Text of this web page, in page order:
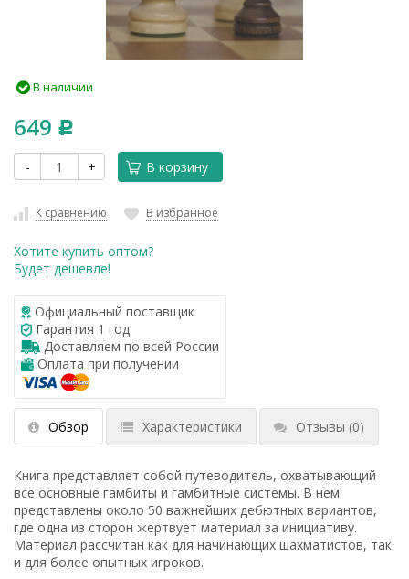
В наличии
649 Р
- + В корзину
К сравнению В избранное
Хотите купить оптом?
Будет дешевле!
Официальный поставщик
Гарантия 1 год
Доставляем по всей России
Оплата при получении
Обзор Характеристики Отзывы (0)
Книга представляет собой путеводитель, охватывающий
все основные гамбиты и гамбитные системы. В нем
представлены около 50 важнейших дебютных вариантов,
где одна из сторон жертвует материал за инициативу.
Материал рассчитан как для начинающих шахматистов, так
и для более опытных игроков.